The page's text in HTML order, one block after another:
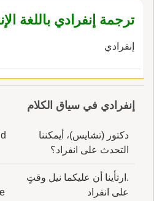
ترجمة إنفرادي باللغة
إنفرادي
إنفرادي في سياق الكلام
دكتور (تشايس)، أيمكننا
التحدث على انفراد؟
.ارتأينا أن عليكما نيل وقتٍ
على انفراد